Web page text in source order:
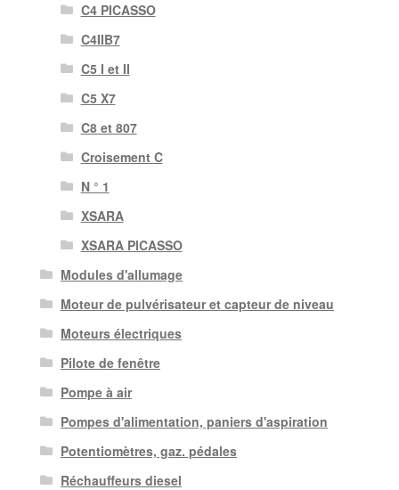
C4 PICASSO
C4IIB7
C5 I et II
C5 X7
C8 et 807
Croisement C
N ° 1
XSARA
XSARA PICASSO
Modules d'allumage
Moteur de pulvérisateur et capteur de niveau
Moteurs électriques
Pilote de fenêtre
Pompe à air
Pompes d'alimentation, paniers d'aspiration
Potentiomètres, gaz. pédales
Réchauffeurs diesel